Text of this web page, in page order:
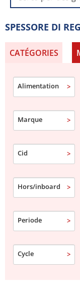
ESPERIENZA DAM
Con oltre 50 anni
spessori di
la manutenzione
SPESSORE DI
CATÉGORIES
Alimentation
Marque
Cid
Hors/inboard
Periode
Cycle